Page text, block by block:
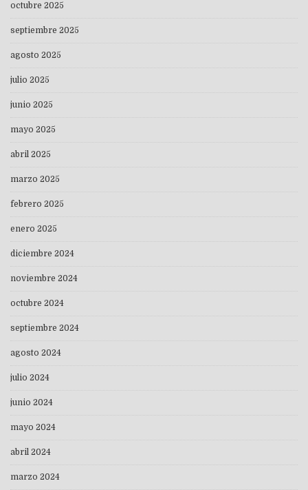
octubre 2025
septiembre 2025
agosto 2025
julio 2025
junio 2025
mayo 2025
abril 2025
marzo 2025
febrero 2025
enero 2025
diciembre 2024
noviembre 2024
octubre 2024
septiembre 2024
agosto 2024
julio 2024
junio 2024
mayo 2024
abril 2024
marzo 2024